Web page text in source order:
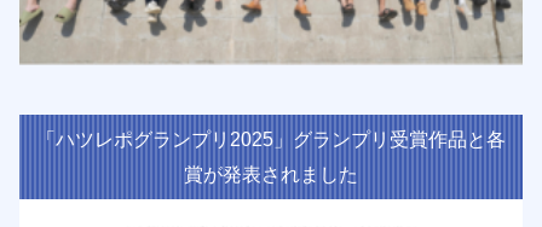
「ハツレポグランプリ2025」グランプリ受賞作品と各
賞が発表されました